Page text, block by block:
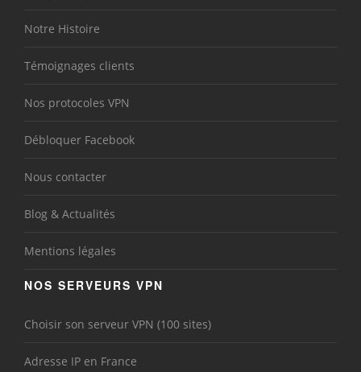
Notre Histoire
Témoignages clients
Nos protocoles VPN
Débloquer Facebook
Nous contacter
Blog & Actualités
Mentions légales
NOS SERVEURS VPN
Choisir son serveur VPN (100 sites)
Adresse IP en France